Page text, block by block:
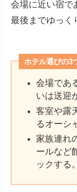
会場に近い宿で
最後までゆっく
ホテル選びの3
会場であ
いは送迎
客室や露
るオーシ
家族連れ
ールなど
ックする。